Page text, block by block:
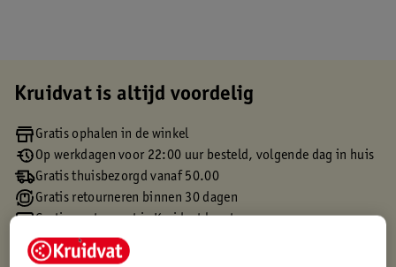
Kruidvat is altijd voordelig
Gratis ophalen in de winkel
Op werkdagen voor 22:00 uur besteld, volgende dag in huis
Gratis thuisbezorgd vanaf 50.00
Gratis retourneren binnen 30 dagen
Gratis punten met je Kruidvat kaart